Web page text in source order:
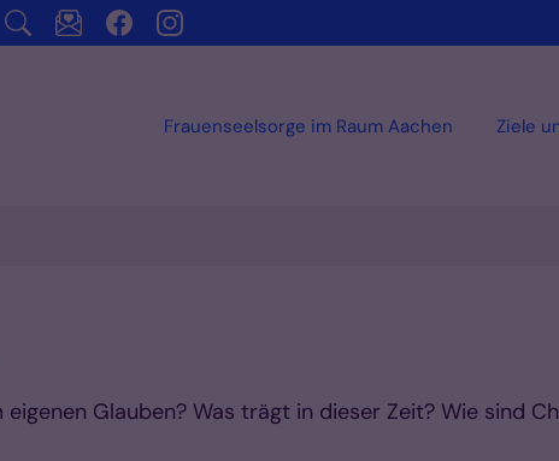
Frauenseelsorge im Raum Aachen Ziele
Glauben? Was trägt in dieser Zeit? Wie sind